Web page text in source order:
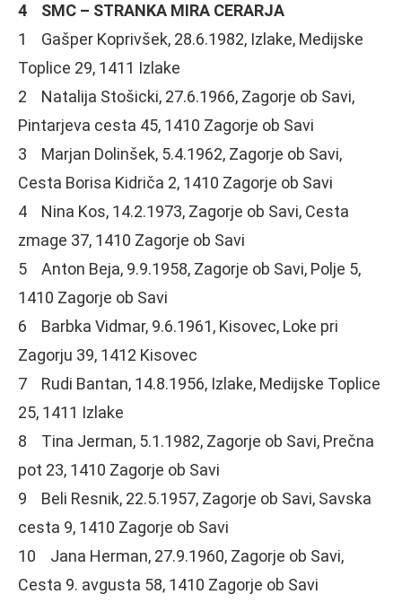
4 SMC – STRANKA MIRA CERARJA
1 Gašper Koprivšek, 28.6.1982, Izlake, Medijske
Toplice 29, 1411 Izlake
2 Natalija Stošicki, 27.6.1966, Zagorje ob Savi,
Pintarjeva cesta 45, 1410 Zagorje ob Savi
3 Marjan Dolinšek, 5.4.1962, Zagorje ob Savi,
Cesta Borisa Kidriča 2, 1410 Zagorje ob Savi
4 Nina Kos, 14.2.1973, Zagorje ob Savi, Cesta
zmage 37, 1410 Zagorje ob Savi
5 Anton Beja, 9.9.1958, Zagorje ob Savi, Polje 5,
1410 Zagorje ob Savi
6 Barbka Vidmar, 9.6.1961, Kisovec, Loke pri
Zagorju 39, 1412 Kisovec
7 Rudi Bantan, 14.8.1956, Izlake, Medijske Toplice
25, 1411 Izlake
8 Tina Jerman, 5.1.1982, Zagorje ob Savi, Prečna
pot 23, 1410 Zagorje ob Savi
9 Beli Resnik, 22.5.1957, Zagorje ob Savi, Savska
cesta 9, 1410 Zagorje ob Savi
10 Jana Herman, 27.9.1960, Zagorje ob Savi,
Cesta 9. avgusta 58, 1410 Zagorje ob Savi